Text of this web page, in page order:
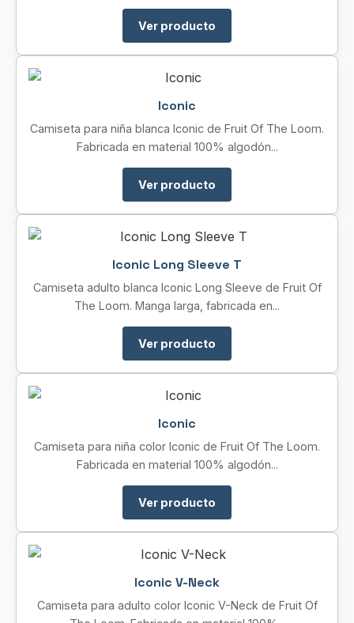
Ver producto
Iconic
Camiseta para niña blanca Iconic de Fruit Of The Loom.
Fabricada en material 100% algodón...
Ver producto
Iconic Long Sleeve T
Camiseta adulto blanca Iconic Long Sleeve de Fruit Of
The Loom. Manga larga, fabricada en...
Ver producto
Iconic
Camiseta para niña color Iconic de Fruit Of The Loom.
Fabricada en material 100% algodón...
Ver producto
Iconic V-Neck
Camiseta para adulto color Iconic V-Neck de Fruit Of